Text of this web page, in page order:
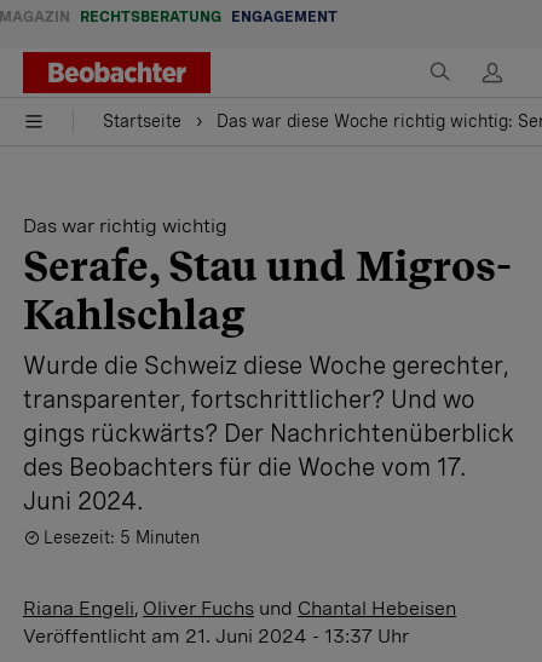
MAGAZIN RECHTSBERATUNG ENGAGEMENT
Startseite Das war diese Woche richtig wichtig:
Das war richtig wichtig
Serafe, Stau und Migros-
Kahlschlag
Wurde die Schweiz diese Woche gerechter,
transparenter, fortschrittlicher? Und wo
gings rückwärts? Der Nachrichtenüberblick
des Beobachters für die Woche vom 17.
Juni 2024.
Lesezeit: 5 Minuten
Riana Engeli, Oliver Fuchs und Chantal Hebeisen
Veröffentlicht am 21. Juni 2024 - 13:37 Uhr